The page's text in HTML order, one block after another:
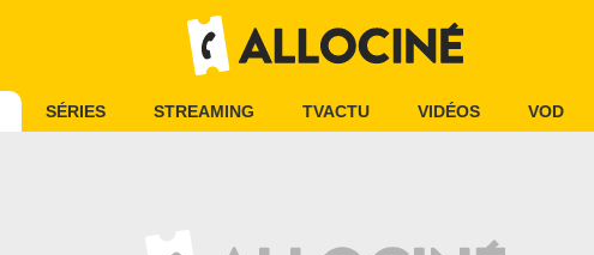
SÉRIES STREAMING TVACTU VIDÉOS VOD